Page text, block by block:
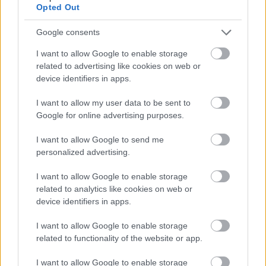
Opted Out
Google consents
I want to allow Google to enable storage
related to advertising like cookies on web or
device identifiers in apps.
I want to allow my user data to be sent to
Google for online advertising purposes.
I want to allow Google to send me
personalized advertising.
I want to allow Google to enable storage
related to analytics like cookies on web or
device identifiers in apps.
I want to allow Google to enable storage
related to functionality of the website or app.
I want to allow Google to enable storage
mummin•2010. június 01.
Az eső elöl menekültem pár hete az Örkény
"kirakata" elé, ott szembesültem a finn Aki
Kaurismäki (Külvárosi fények, A múlt nélküli ember,
Tíz perc: trombita, Gomolygó felhők) filmjének
kedvelem Kaurismäki filmjeit, utam rögtön a
jegypénztárba…